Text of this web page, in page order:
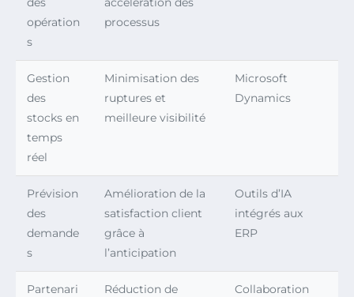
opération
s
processus
Gestion
des
stocks en
temps
réel
Minimisation des
ruptures et
meilleure visibilité
Microsoft
Dynamics
Prévision
des
demande
s
Amélioration de la
satisfaction client
grâce à
l’anticipation
Outils d’IA
intégrés aux
ERP
Partenari
Réduction de
Collaboration